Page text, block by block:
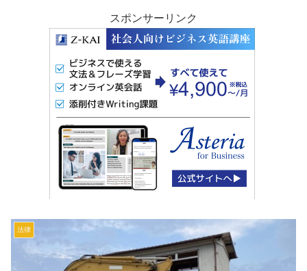
スポンサーリンク
法律